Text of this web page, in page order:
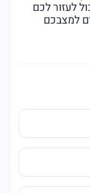
לעזור לכם
למצבכם